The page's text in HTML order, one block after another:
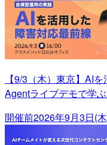
【9/3（木）東京】AI
Agentライブデモで学
開催前2026年9月3日(